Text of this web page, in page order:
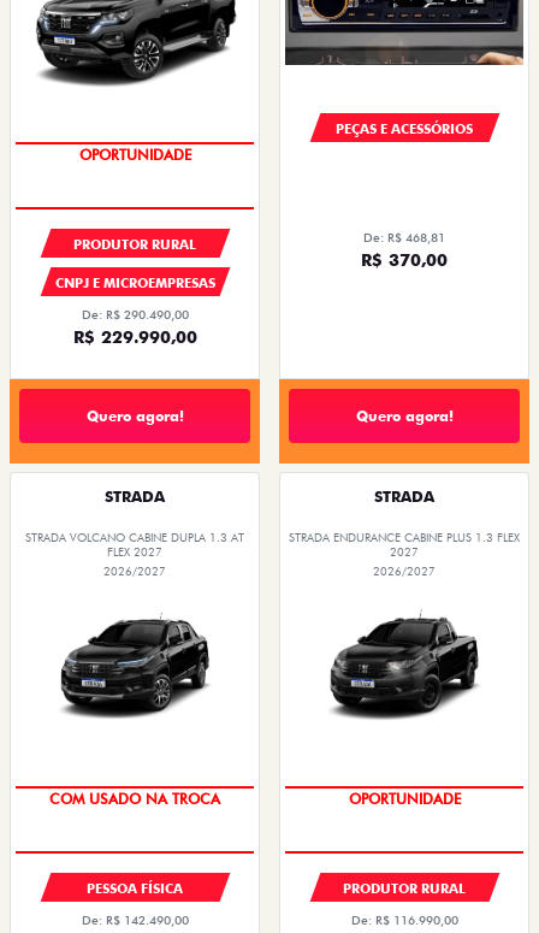
OPORTUNIDADE
PRODUTOR RURAL
CNPJ E MICROEMPRESAS
De: R$ 290.490,00
R$ 229.990,00
Quero agora!
PEÇAS E ACESSÓRIOS
De: R$ 468,81
R$ 370,00
Quero agora!
STRADA
STRADA VOLCANO CABINE DUPLA 1.3 AT
FLEX 2027
2026/2027
COM USADO NA TROCA
PESSOA FÍSICA
De: R$ 142.490,00
STRADA
STRADA ENDURANCE CABINE PLUS 1.3 FLEX
2027
2026/2027
PRODUTOR RURAL
De: R$ 116.990,00